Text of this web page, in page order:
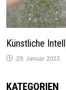
Künstliche
29. Januar 2023
KATEGORIEN